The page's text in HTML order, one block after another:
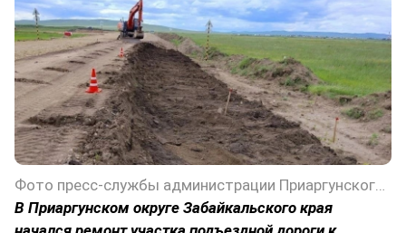
В Приаргунском округе Забайкальского края